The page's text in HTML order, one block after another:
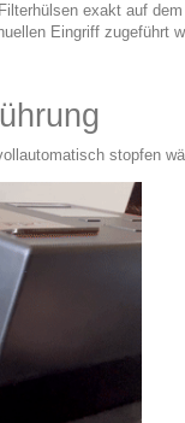
exakt auf
Eingriff zugeführt
stopfen